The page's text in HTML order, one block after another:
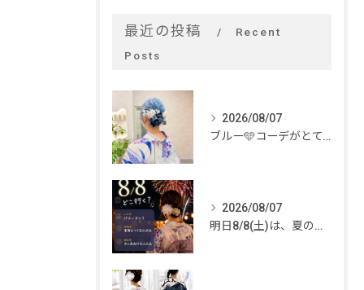
最近の投稿
Recent
Posts
2026/08/07
ブルー🩵コーデがとてもお似合いでした✨
2026/08/07
明日8/8(土)は、夏のイベントがいっぱい🎆